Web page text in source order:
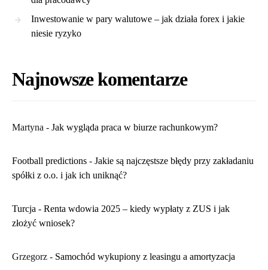
Inwestowanie w pary walutowe – jak działa forex i jakie
niesie ryzyko
Najnowsze komentarze
Martyna - ​Jak wygląda praca w biurze rachunkowym?
Football predictions - Jakie są najczęstsze błędy przy zakładaniu
spółki z o.o. i jak ich uniknąć?
Turcja - Renta wdowia 2025 – kiedy wypłaty z ZUS i jak
złożyć wniosek?
Grzegorz - Samochód wykupiony z leasingu a amortyzacja